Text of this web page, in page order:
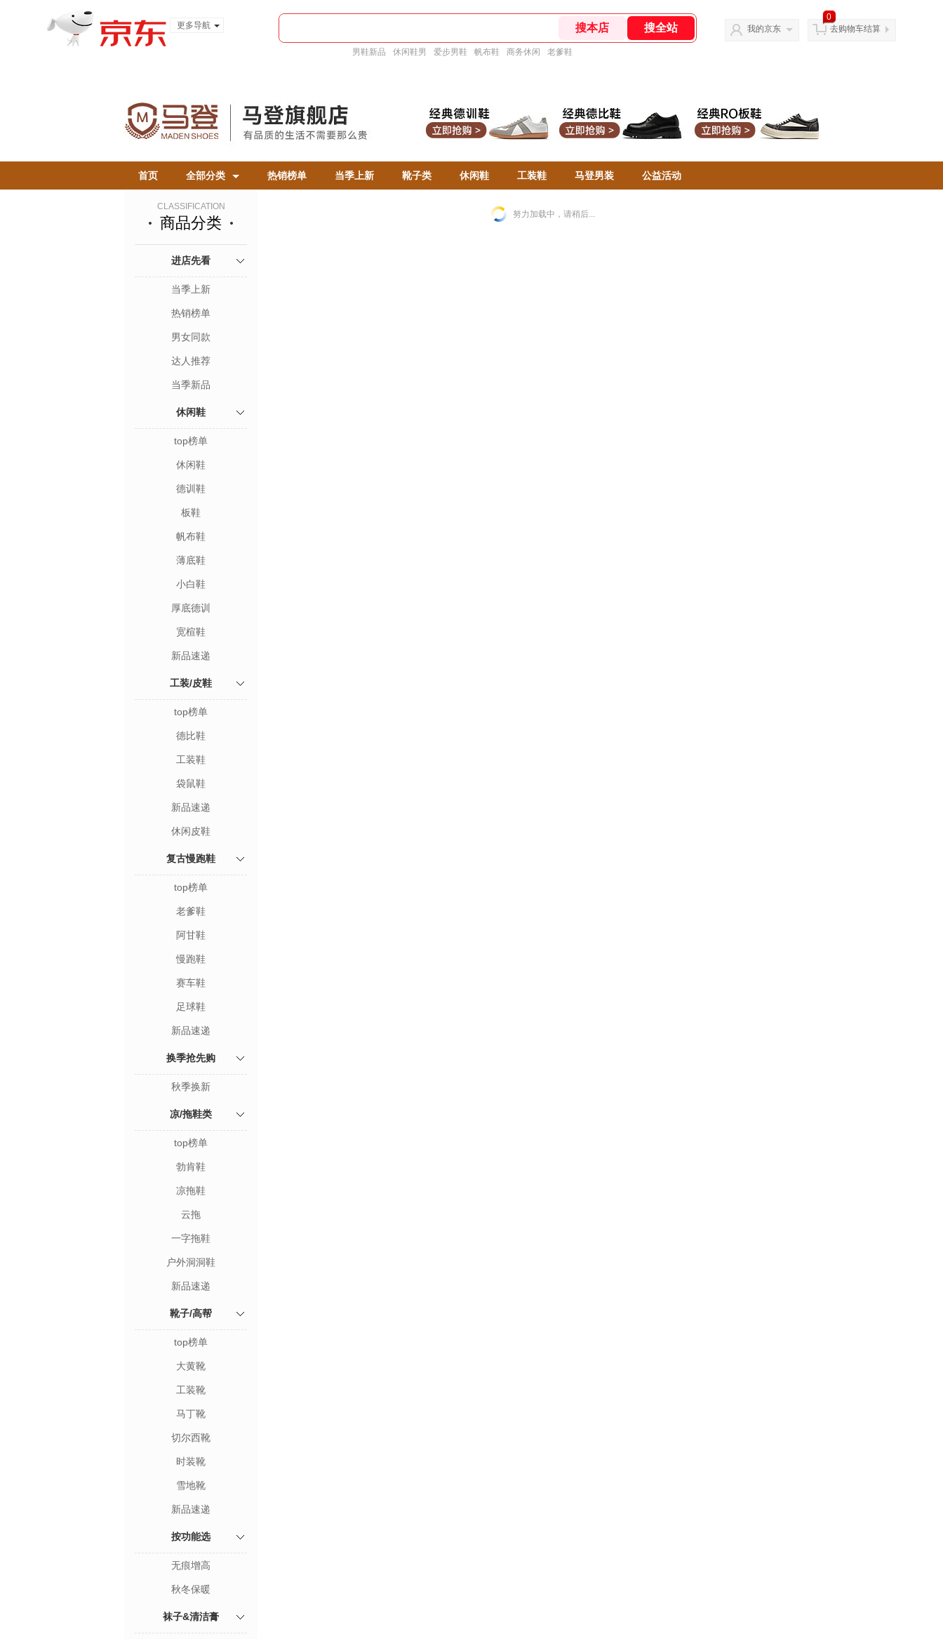
更多导航
男鞋新品 休闲鞋男 爱步男鞋 帆布鞋 商务休闲 老爹鞋
我的京东
0
去购物车结算
首页 全部分类 热销榜单 当季上新 靴子类 休闲鞋 工装鞋 马登男装 公益活动
CLASSIFICATION
商品分类
进店先看
当季上新
热销榜单
男女同款
达人推荐
当季新品
休闲鞋
top榜单
休闲鞋
德训鞋
板鞋
帆布鞋
薄底鞋
小白鞋
厚底德训
宽楦鞋
新品速递
工装/皮鞋
top榜单
德比鞋
工装鞋
袋鼠鞋
新品速递
休闲皮鞋
复古慢跑鞋
top榜单
老爹鞋
阿甘鞋
慢跑鞋
赛车鞋
足球鞋
新品速递
换季抢先购
秋季换新
凉/拖鞋类
top榜单
勃肯鞋
凉拖鞋
云拖
一字拖鞋
户外洞洞鞋
新品速递
靴子/高帮
top榜单
大黄靴
工装靴
马丁靴
切尔西靴
时装靴
雪地靴
新品速递
按功能选
无痕增高
秋冬保暖
袜子&清洁膏
努力加载中，请稍后...